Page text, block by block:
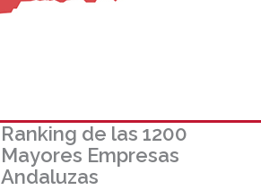
Ranking de las 1200
Mayores Empresas
Andaluzas